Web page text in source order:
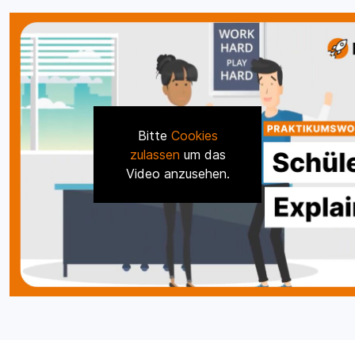
Bitte Cookies
zulassen um das
Video anzusehen.